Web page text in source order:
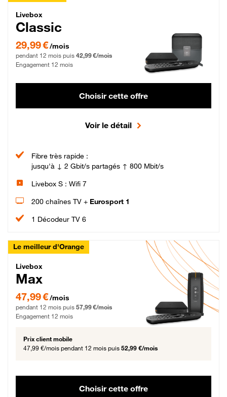
Livebox Classic Fibre
Livebox
Classic
29,99 € par mois pendant 12 mois puis 42,99 € par mois, Engagement 12 mois
29,99 €/mois
pendant 12 mois puis 42,99 €/mois
Engagement 12 mois
Choisir cette offre
Voir le détail
Fibre très rapide :
jusqu'à ↓ 2 Gbit/s partagés ↑ 800 Mbit/s
Livebox S : Wifi 7
200 chaînes TV + Eurosport 1
1 Décodeur TV 6
Le meilleur d'Orange
Livebox Max Fibre
Livebox
Max
47,99 € par mois pendant 12 mois puis 57,99 € par mois, Engagement 12 mois
47,99 €/mois
pendant 12 mois puis 57,99 €/mois
Engagement 12 mois
Prix client mobile
47,99 €/mois pendant 12 mois puis 52,99 €/mois
Choisir cette offre